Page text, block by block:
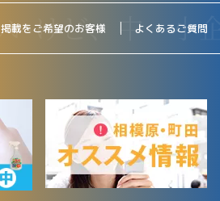
掲載をご希望のお客様 よくあるご質問